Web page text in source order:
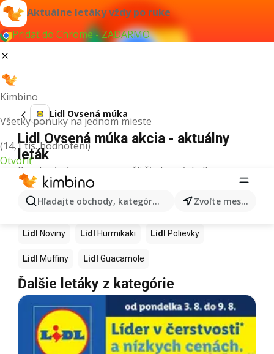
Aktuálne letáky vždy po ruke
Pridať do Chrome - ZADARMO
Kimbino
Všetky ponuky na jednom mieste
(14,1 tis. hodnotení)
Otvoriť
Hľadajte obchody, kategórie, produkty... Zvoľte mesto
Lidl Ovsená múka
Lidl Ovsená múka akcia - aktuálny
leták
Pre daný výraz sme nenašli žiadne výsledky.
Ďalšie produkty v obchodoch Lidl
Lidl Kapor Ashwagandha Nintendo Switch
Lidl Noviny Lidl Hurmikaki Lidl Polievky
Lidl Muffiny Lidl Guacamole
Ďalšie letáky z kategórie